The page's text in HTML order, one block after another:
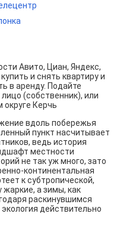
Авито, Циан, Яндекс,
и снять квартиру и
в аренду. Подайте
(собственник), или
округе Керчь
вдоль побережья
пункт насчитывает
ведь история
местности
не так уж много, зато
континентальная
к субтропической,
а зимы, как
раскинувшимся
действительно